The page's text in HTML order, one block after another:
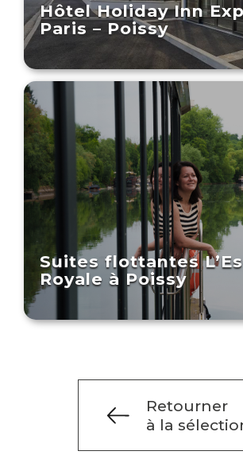
Hôtel Holiday Inn
Paris – Poissy
Suites flottantes
Royale à Poissy
Retourner
à la